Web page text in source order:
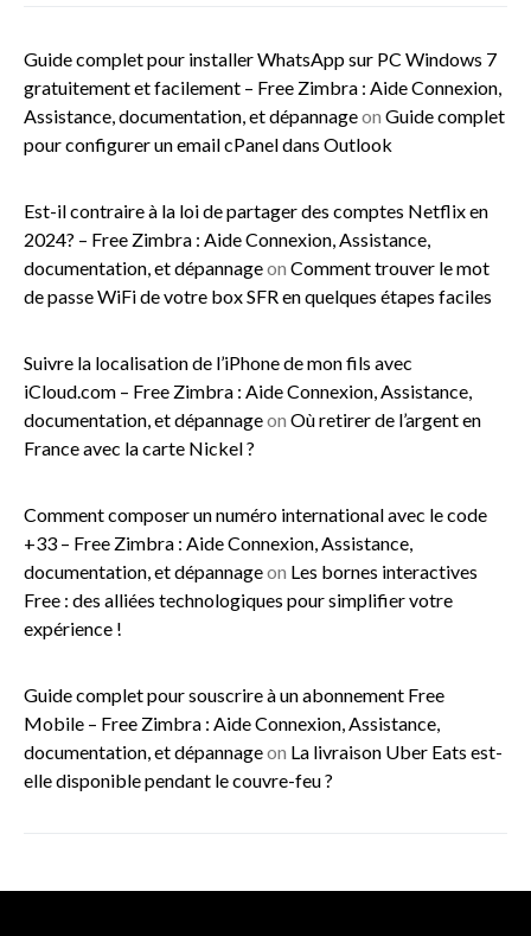
Guide complet pour installer WhatsApp sur PC Windows 7
gratuitement et facilement – Free Zimbra : Aide Connexion,
Assistance, documentation, et dépannageon Guide complet
pour configurer un email cPanel dans Outlook
Est-il contraire à la loi de partager des comptes Netflix en
2024? – Free Zimbra : Aide Connexion, Assistance,
documentation, et dépannageon Comment trouver le mot
de passe WiFi de votre box SFR en quelques étapes faciles
Suivre la localisation de l’iPhone de mon fils avec
iCloud.com – Free Zimbra : Aide Connexion, Assistance,
documentation, et dépannageon Où retirer de l’argent en
France avec la carte Nickel ?
Comment composer un numéro international avec le code
+33 – Free Zimbra : Aide Connexion, Assistance,
documentation, et dépannageon Les bornes interactives
Free : des alliées technologiques pour simplifier votre
expérience !
Guide complet pour souscrire à un abonnement Free
Mobile – Free Zimbra : Aide Connexion, Assistance,
documentation, et dépannageon La livraison Uber Eats est-
elle disponible pendant le couvre-feu ?